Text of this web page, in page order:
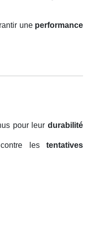
une performance
pour leurdurabilité
les tentatives